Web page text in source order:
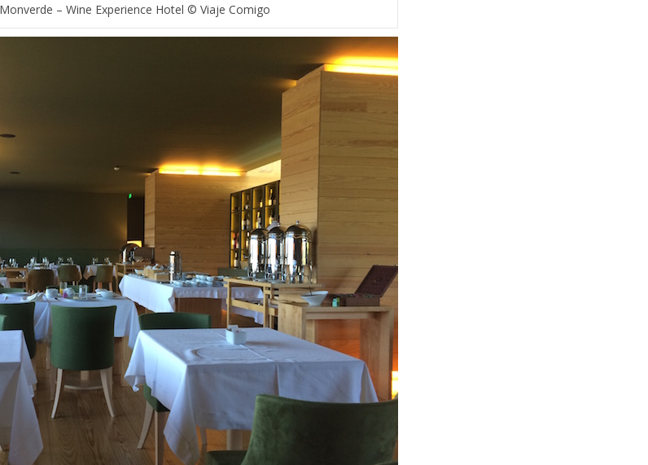
– Wine Experience Hotel © Viaje Comigo